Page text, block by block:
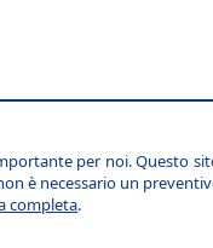
per noi. Questo
è necessario un
completa.